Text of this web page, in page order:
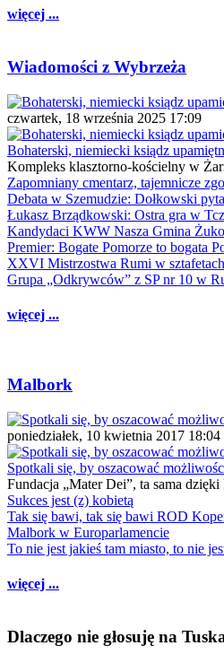
więcej ...
Wiadomości z Wybrzeża
czwartek, 18 września 2025 17:09
Bohaterski, niemiecki ksiądz
Kompleks klasztorno-kościelny w
Zapomniany cmentarz, tajemnicze
Debata w Szemudzie: Dołkowski
Łukasz Brządkowski: Ostra gra w
Kandydaci KWW Nasza Gmina
Premier: Bogate Pomorze to bogata
XXVI Mistrzostwa Rumi w
Grupa „Odkrywców” z SP nr 10 w
więcej ...
Malbork
poniedziałek, 10 kwietnia 2017 18:04
Spotkali się, by oszacować
Fundacja „Mater Dei”, ta sama
Sukces jest (z) kobietą
Tak się bawi, tak się bawi ROD
Malbork w Europarlamencie
To nie jest jakieś tam miasto, to nie
więcej ...
Dlaczego nie głosuję na